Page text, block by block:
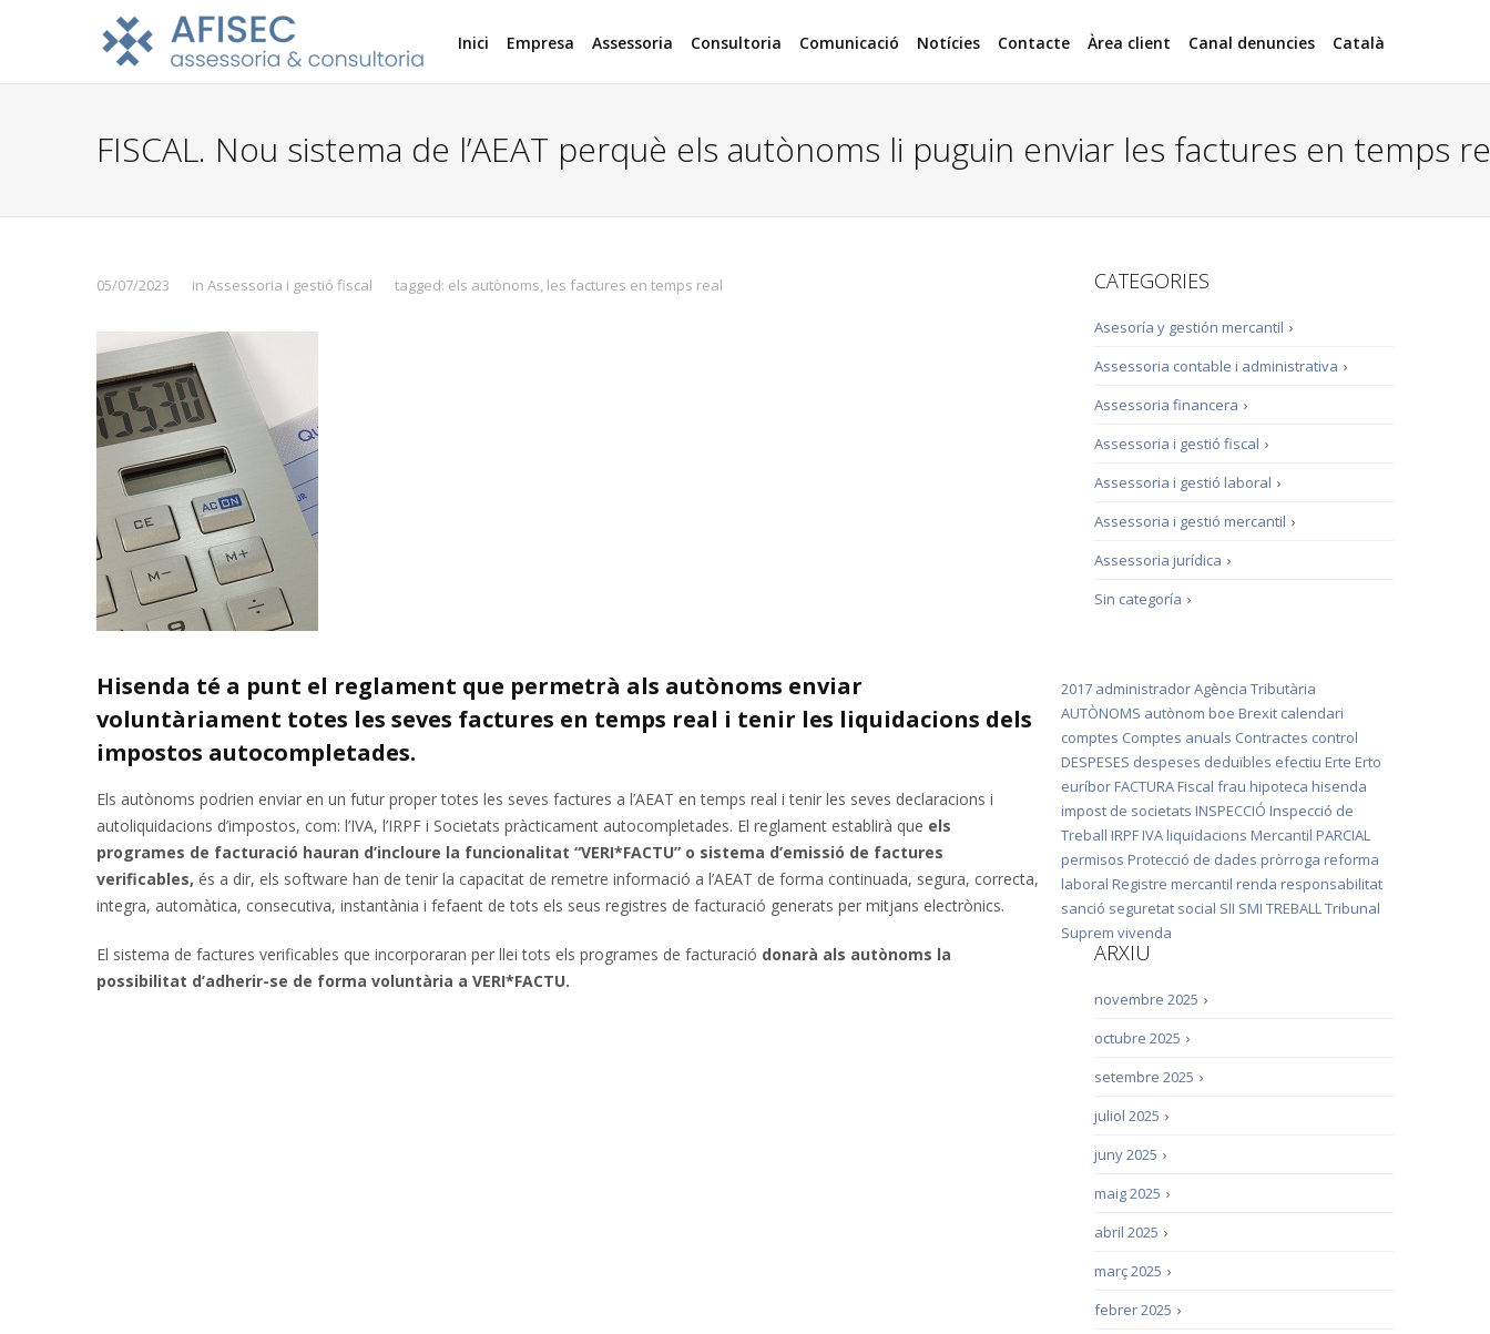
Inici Empresa Assessoria Consultoria Comunicació Notícies Contacte Àrea client Canal denuncies Català
FISCAL. Nou sistema de l’AEAT perquè els autònoms li puguin enviar les factures en temps
05/07/2023 in Assessoria i gestió fiscal tagged: els autònoms, les factures en temps real
Hisenda té a punt el reglament que permetrà als autònoms enviar
voluntàriament totes les seves factures en temps real i tenir les liquidacions dels
impostos autocompletades.
Els autònoms podrien enviar en un futur proper totes les seves factures a l’AEAT en temps real i tenir les seves declaracions i
autoliquidacions d’impostos, com: l’IVA, l’IRPF i Societats pràcticament autocompletades. El reglament establirà que els
programes de facturació hauran d’incloure la funcionalitat “VERI*FACTU” o sistema d’emissió de factures
verificables, és a dir, els software han de tenir la capacitat de remetre informació a l’AEAT de forma continuada, segura, correcta,
integra, automàtica, consecutiva, instantània i fefaent de tots els seus registres de facturació generats per mitjans electrònics.
El sistema de factures verificables que incorporaran per llei tots els programes de facturació donarà als autònoms la
possibilitat d’adherir-se de forma voluntària a VERI*FACTU.
CATEGORIES
›
Asesoría y gestión mercantil
›
Assessoria contable i administrativa
›
Assessoria financera
›
Assessoria i gestió fiscal
›
Assessoria i gestió laboral
›
Assessoria i gestió mercantil
›
Assessoria jurídica
›
Sin categoría
2017 administradorAgència Tributària
AUTÒNOMS autònom boe Brexit calendari
comptes Comptes anuals Contractes control
DESPESES despeses deduïbles efectiu Erte Erto
euríbor FACTURA Fiscal frau hipoteca hisenda
impost de societats INSPECCIÓ Inspecció de
Treball IRPF IVA liquidacions Mercantil PARCIAL
permisos Protecció de dades pròrroga reforma
laboral Registre mercantil renda responsabilitat
sanció seguretat social SII SMI TREBALLTribunal
Suprem vivenda
ARXIU
›
novembre 2025
›
octubre 2025
›
setembre 2025
›
juliol 2025
›
juny 2025
›
maig 2025
›
abril 2025
›
març 2025
›
febrer 2025